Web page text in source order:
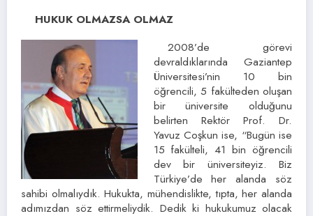
HUKUK OLMAZSA OLMAZ
2008’de görevi
devraldıklarında Gaziantep
Üniversitesi’nin 10 bin
öğrencili, 5 fakülteden oluşan
bir üniversite olduğunu
belirten Rektör Prof. Dr.
Yavuz Coşkun ise, “Bugün ise
15 fakülteli, 41 bin öğrencili
dev bir üniversiteyiz. Biz
Türkiye’de her alanda söz
sahibi olmalıydık. Hukukta, mühendislikte, tıpta, her alanda
adımızdan söz ettirmeliydik. Dedik ki hukukumuz olacak